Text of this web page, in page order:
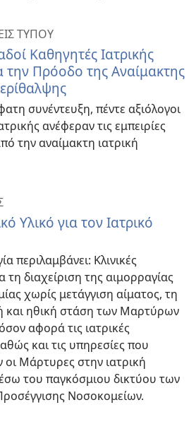
ΤΥΠΟΥ
Καθηγητές Ιατρικής
την Πρόοδο της Αναίμακτης
συνέντευξη, πέντε αξιόλογοι
ανέφεραν τις εμπειρίες
την αναίμακτη ιατρική
Υλικό για τον Ιατρικό
περιλαμβάνει: Κλινικές
τη διαχείριση της αιμορραγίας
χωρίς μετάγγιση αίματος, τη
και ηθική στάση των Μαρτύρων
αφορά τις ιατρικές
και τις υπηρεσίες που
Μάρτυρες στην ιατρική
του παγκόσμιου δικτύου των
Νοσοκομείων.